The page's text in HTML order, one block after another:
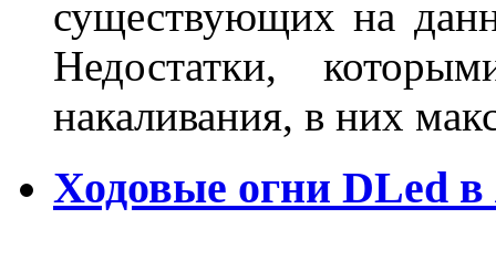
существующих на
Недостатки,
накаливания, в них
Ходовые огни DLed в